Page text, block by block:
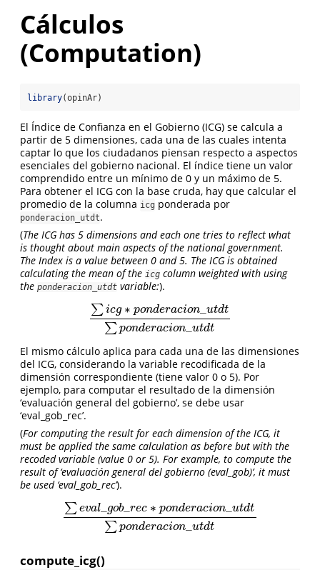
Cálculos
(Computation)
library(opinAr)
El Índice de Confianza en el Gobierno (ICG) se calcula a
partir de 5 dimensiones, cada una de las cuales intenta
captar lo que los ciudadanos piensan respecto a aspectos
esenciales del gobierno nacional. El índice tiene un valor
comprendido entre un mínimo de 0 y un máximo de 5.
Para obtener el ICG con la base cruda, hay que calcular el
promedio de la columna icg ponderada por
ponderacion_utdt.
(The ICG has 5 dimensions and each one tries to reflect what
is thought about main aspects of the national government.
The Index is a value between 0 and 5. The ICG is obtained
calculating the mean of the icg column weighted with using
the ponderacion_utdt variable:).
∑icg ∗ ponderacion_utdt
∑ponderacion _utdt
∑icg∗ponderacion_utdt∑ponde
El mismo cálculo aplica para cada una de las dimensiones
del ICG, considerando la variable recodificada de la
dimensión correspondiente (tiene valor 0 o 5). Por
ejemplo, para computar el resultado de la dimensión
‘evaluación general del gobierno’, se debe usar
‘eval_gob_rec’.
(For computing the result for each dimension of the ICG, it
must be applied the same calculation as before but with the
recoded variable (value 0 or 5). For example, to compute the
result of ‘evaluación general del gobierno (eval_gob)’, it must
be used ‘eval_gob_rec’).
∑eval_gob_rec ∗ ponderacion_utdt
∑ponderacion _utdt
∑eval_gob_rec∗ponderacion_utdt∑ponder
compute_icg()